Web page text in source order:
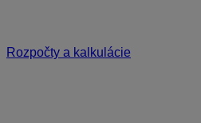
Rozpočty a kalkulácie